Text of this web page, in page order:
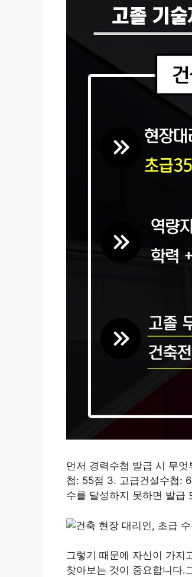
먼저 경력수첩 발급 시 무
첩: 55점 3. 고급건설수첩:
수를 달성하지 못하면 발급
그렇기 때문에 자신이 가지
찾아보는 것이 중요합니다.